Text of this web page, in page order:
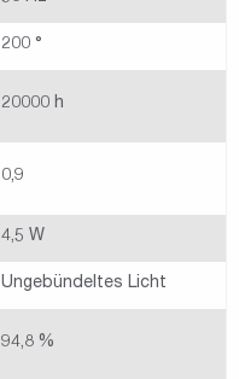
200 °
20000 h
0,9
4,5 W
Ungebündeltes Licht
94,8 %